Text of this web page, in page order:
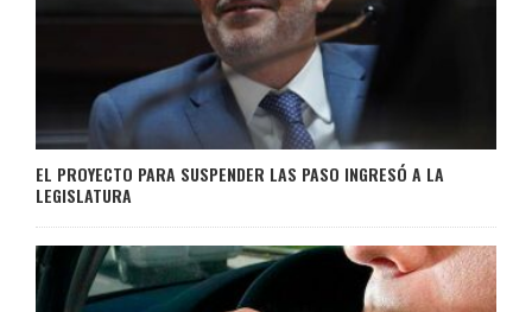
EL PROYECTO PARA SUSPENDER LAS PASO INGRESÓ A LA
LEGISLATURA